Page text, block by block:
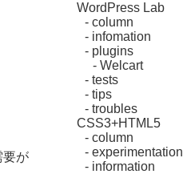
要が
WordPress Lab
column
infomation
plugins
Welcart
tests
tips
troubles
CSS3+HTML5
column
experimentation
information